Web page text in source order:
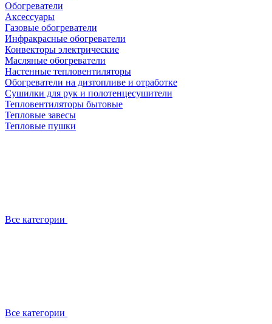
Обогреватели
Аксессуары
Газовые обогреватели
Инфракрасные обогреватели
Конвекторы электрические
Масляные обогреватели
Настенные тепловентиляторы
Обогреватели на дизтопливе и отработке
Сушилки для рук и полотенцесушители
Тепловентиляторы бытовые
Тепловые завесы
Тепловые пушки
Все категории
Все категории